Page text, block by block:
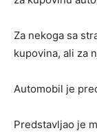
Za nekoga sa
kupovina, ali za
Automobil je
Predstavljao je